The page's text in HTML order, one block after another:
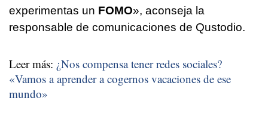
experimentas un FOMO», aconseja la
responsable de comunicaciones de Qustodio.
Leer más: ¿Nos compensa tener redes sociales?
«Vamos a aprender a cogernos vacaciones de ese
mundo»